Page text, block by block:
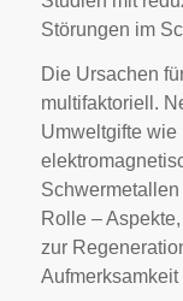
Störungen im
Die Ursachen
multifaktoriell.
Umweltgifte wie
Rolle –
zur
Aufmerksamkeit